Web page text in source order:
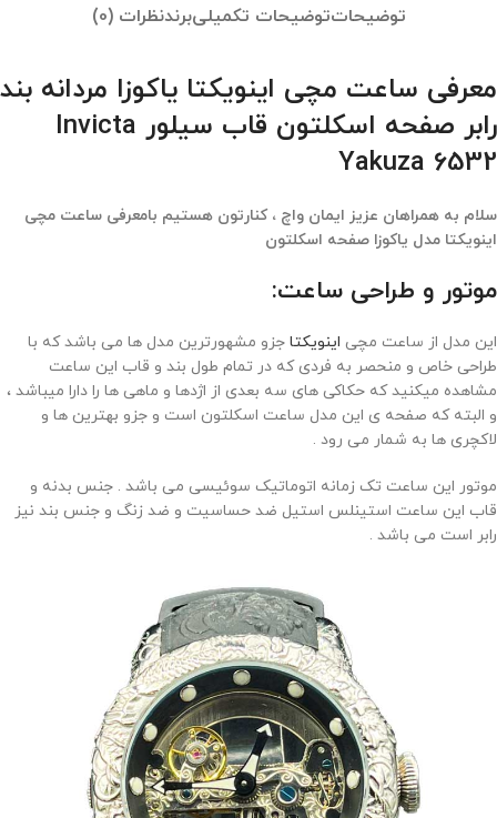
توضیحاتتوضیحات تکمیلیبرندنظرات (0)
معرفی ساعت مچی اینویکتا یاکوزا مردانه بند
رابر صفحه اسکلتون قاب سیلور Invicta
Yakuza 6532
سلام به همراهان عزیز ایمان واچ ، کنارتون هستیم بامعرفی ساعت مچی
اینویکتا مدل یاکوزا صفحه اسکلتون
موتور و طراحی ساعت:
این مدل از ساعت مچی اینویکتا جزو مشهورترین مدل ها می باشد که با
طراحی خاص و منحصر به فردی که در تمام طول بند و قاب این ساعت
مشاهده میکنید که حکاکی های سه بعدی از اژدها و ماهی ها را دارا میباشد ،
و البته که صفحه ی این مدل ساعت اسکلتون است و جزو بهترین ها و
لاکچری ها به شمار می رود .
موتور این ساعت تک زمانه اتوماتیک سوئیسی می باشد . جنس بدنه و
قاب این ساعت استینلس استیل ضد حساسیت و ضد زنگ و جنس بند نیز
رابر است می باشد .